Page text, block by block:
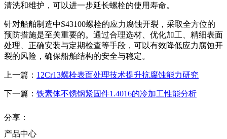
清洗和维护，可以进一步延长螺栓的使用寿命。
针对船舶制造中S43100螺栓的应力腐蚀开裂，采取全方位的
预防措施是至关重要的。通过合理选材、优化加工、精细表面
处理、正确安装与定期检查等手段，可以有效降低应力腐蚀开
裂的风险，确保船舶结构的安全与稳定。
上一篇： 12Cr13螺栓表面处理技术提升抗腐蚀能力研究
下一篇： 铁素体不锈钢紧固件1.4016的冷加工性能分析
分享：
产品中心